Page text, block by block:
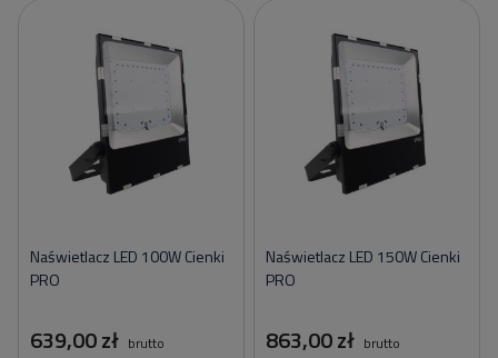
Naświetlacz LED 100W Cienki
PRO
639,00 zł brutto
Naświetlacz LED 150W Cienki
PRO
863,00 zł brutto